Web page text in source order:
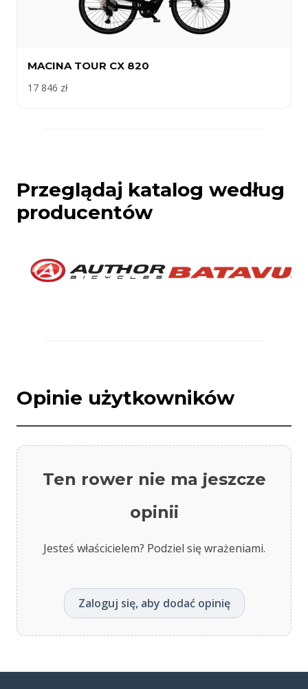
MACINA TOUR CX 820
17 846 zł
Przeglądaj katalog według
producentów
Opinie użytkowników
Ten rower nie ma jeszcze
opinii
Jesteś właścicielem? Podziel się wrażeniami.
Zaloguj się, aby dodać opinię